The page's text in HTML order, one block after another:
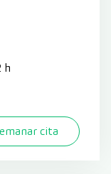
h
cita